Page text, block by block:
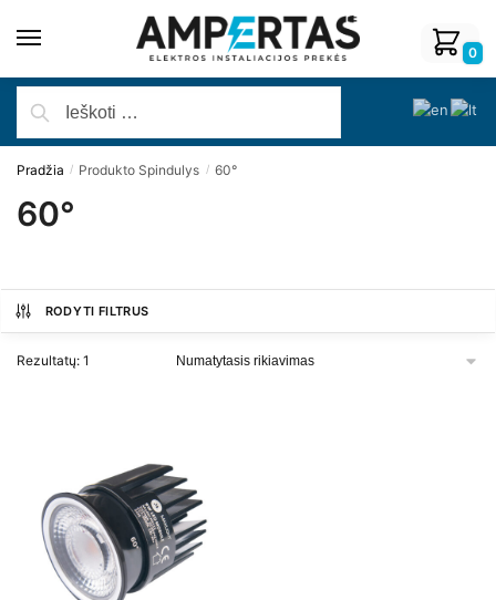
0
Pradžia / Produkto Spindulys / 60°
60°
RODYTI FILTRUS
Rezultatų: 1